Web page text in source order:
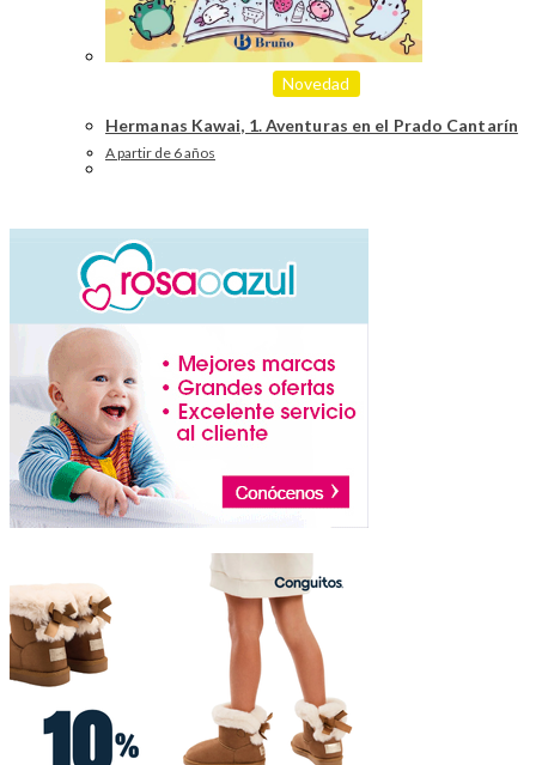
Novedad
Hermanas Kawai, 1. Aventuras en el Prado Cantarín
A partir de 6 años